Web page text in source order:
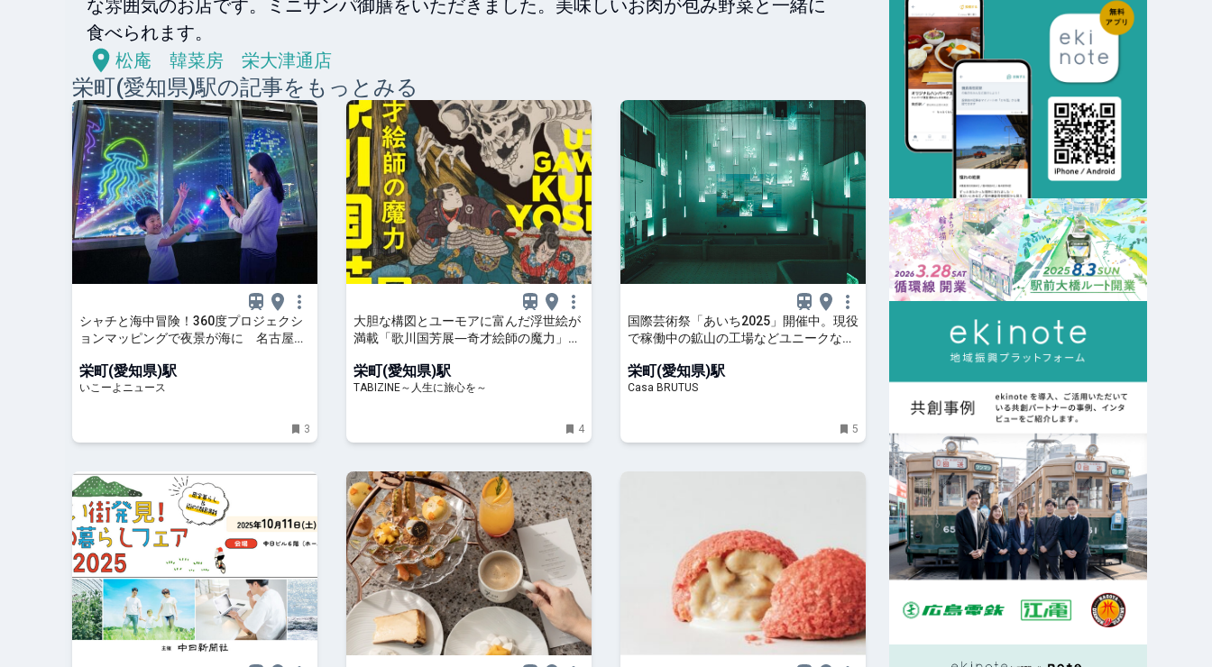
な雰囲気のお店です。ミニサンパ御膳をいただきました。美味しいお肉が包み野菜と一緒に
食べられます。
松庵 韓菜房 栄大津通店
栄町(愛知県)駅の記事をもっとみる
シャチと海中冒険！360度プロジェクシ
ョンマッピングで夜景が海に 名古屋テ
栄町(愛知県)駅
いこーよニュース
3
大胆な構図とユーモアに富んだ浮世絵が
満載「歌川国芳展―奇才絵師の魔力」開
心を～
栄町(愛知県)駅
TABIZINE～人生に旅心を～
4
国際芸術祭「あいち2025」開催中。現役
で稼働中の鉱山の工場などユニークな会
栄町(愛知県)駅
Casa BRUTUS
5